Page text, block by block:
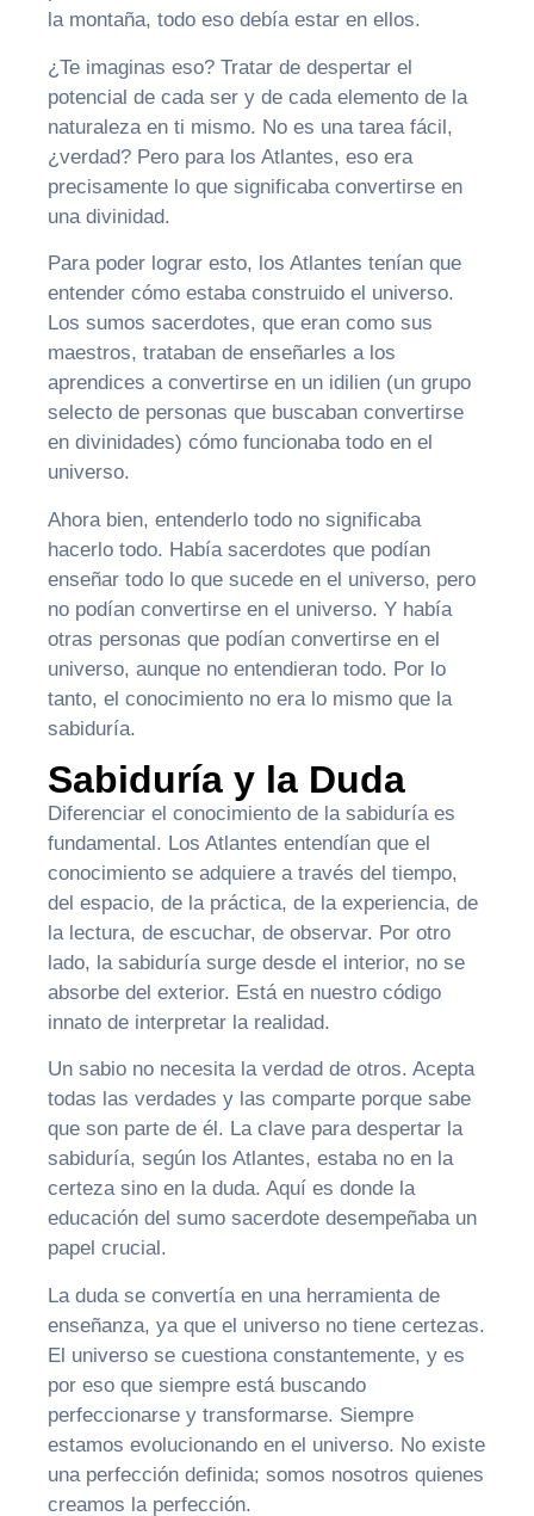
la montaña, todo eso debía estar en ellos.
¿Te imaginas eso? Tratar de despertar el
potencial de cada ser y de cada elemento de la
naturaleza en ti mismo. No es una tarea fácil,
¿verdad? Pero para los Atlantes, eso era
precisamente lo que significaba convertirse en
una divinidad.
Para poder lograr esto, los Atlantes tenían que
entender cómo estaba construido el universo.
Los sumos sacerdotes, que eran como sus
maestros, trataban de enseñarles a los
aprendices a convertirse en un idilien (un grupo
selecto de personas que buscaban convertirse
en divinidades) cómo funcionaba todo en el
universo.
Ahora bien, entenderlo todo no significaba
hacerlo todo. Había sacerdotes que podían
enseñar todo lo que sucede en el universo, pero
no podían convertirse en el universo. Y había
otras personas que podían convertirse en el
universo, aunque no entendieran todo. Por lo
tanto, el conocimiento no era lo mismo que la
sabiduría.
Sabiduría y la Duda
Diferenciar el conocimiento de la sabiduría es
fundamental. Los Atlantes entendían que el
conocimiento se adquiere a través del tiempo,
del espacio, de la práctica, de la experiencia, de
la lectura, de escuchar, de observar. Por otro
lado, la sabiduría surge desde el interior, no se
absorbe del exterior. Está en nuestro código
innato de interpretar la realidad.
Un sabio no necesita la verdad de otros. Acepta
todas las verdades y las comparte porque sabe
que son parte de él. La clave para despertar la
sabiduría, según los Atlantes, estaba no en la
certeza sino en la duda. Aquí es donde la
educación del sumo sacerdote desempeñaba un
papel crucial.
La duda se convertía en una herramienta de
enseñanza, ya que el universo no tiene certezas.
El universo se cuestiona constantemente, y es
por eso que siempre está buscando
perfeccionarse y transformarse. Siempre
estamos evolucionando en el universo. No existe
una perfección definida; somos nosotros quienes
creamos la perfección.